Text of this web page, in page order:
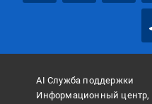
AI Служба поддержки
Информационный центр,